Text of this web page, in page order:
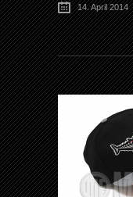
14. April 2014